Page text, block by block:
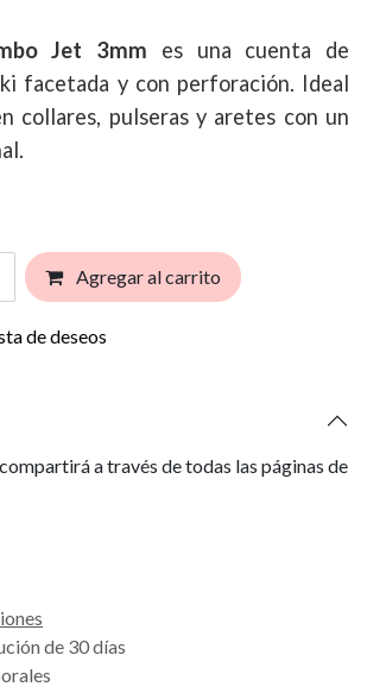
Jet 3mm es una cuenta de
facetada y con perforación. Ideal
collares, pulseras y aretes con un
Agregar al carrito
de deseos
a través de todas las páginas de
de 30 días